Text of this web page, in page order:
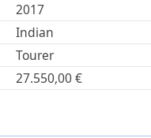
2017
Indian
Tourer
27.550,00€